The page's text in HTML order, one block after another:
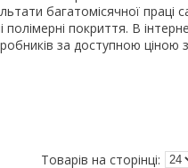
багатомісячної праці
покриття. В
за доступною ціною